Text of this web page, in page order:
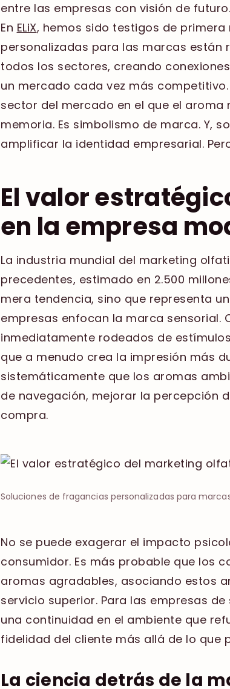
entre las empresas con visión de futuro.
En ELiX, hemos sido testigos de
personalizadas para las marcas están
todos los sectores, creando
un mercado cada vez más
sector del mercado en el que el
memoria. Es simbolismo de marca. Y,
amplificar la identidad empresarial.
El valor
en la empresa
La industria mundial del marketing
precedentes, estimado en 2.500
mera tendencia, sino que representa
empresas enfocan la marca sensorial.
inmediatamente rodeados de
que a menudo crea la impresión más
sistemáticamente que los aromas
de navegación, mejorar la percepción
compra.
Soluciones de fragancias personalizadas para
No se puede exagerar el impacto
consumidor. Es más probable que los
aromas agradables, asociando estos
servicio superior. Para las empresas
una continuidad en el ambiente que
fidelidad del cliente más allá de lo que
La ciencia detrás de la